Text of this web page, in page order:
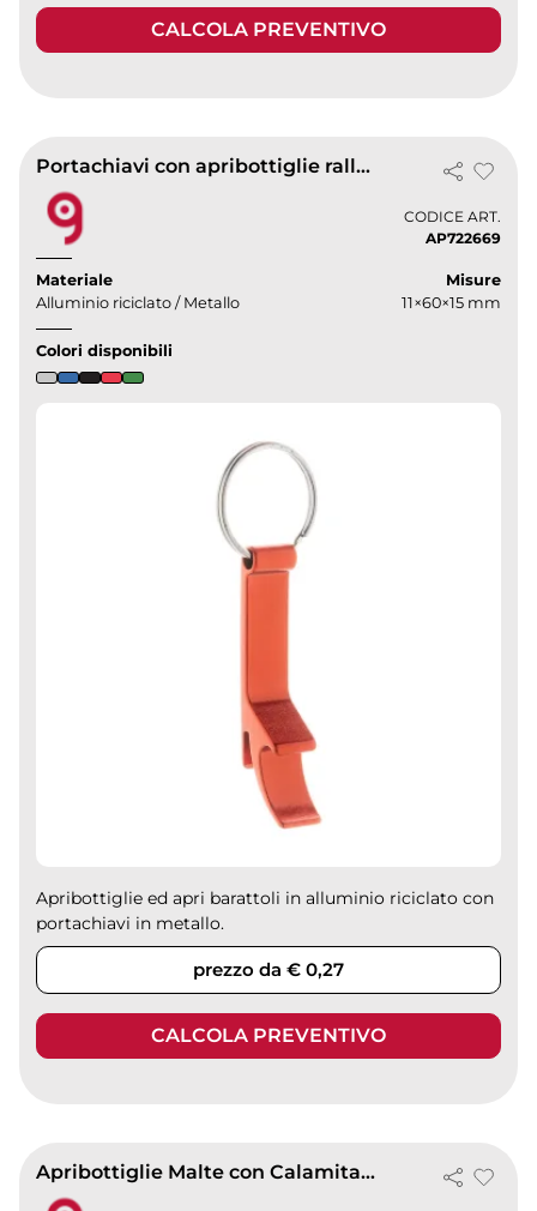
CALCOLA PREVENTIVO
Portachiavi con apribottiglie rallop
CODICE ART.
AP722669
Materiale
Alluminio riciclato / Metallo
Misure
11×60×15 mm
Colori disponibili
Apribottiglie ed apri barattoli in alluminio riciclato con
portachiavi in metallo.
prezzo da € 0,27
CALCOLA PREVENTIVO
Apribottiglie Malte con Calamita, Plastica Bianca, 22g, 5x10,5cm